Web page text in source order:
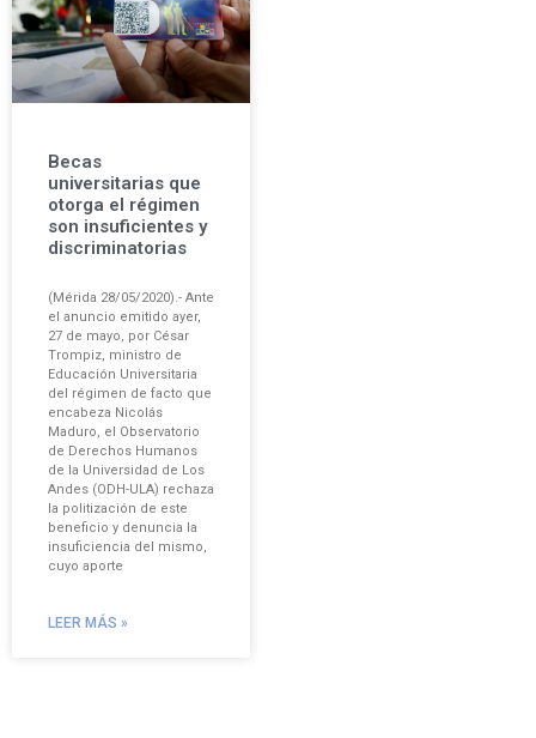
Becas
universitarias que
otorga el régimen
son insuficientes y
discriminatorias
(Mérida 28/05/2020).- Ante
el anuncio emitido ayer,
27 de mayo, por César
Trompiz, ministro de
Educación Universitaria
del régimen de facto que
encabeza Nicolás
Maduro, el Observatorio
de Derechos Humanos
de la Universidad de Los
Andes (ODH-ULA) rechaza
la politización de este
beneficio y denuncia la
insuficiencia del mismo,
cuyo aporte
LEER MÁS »